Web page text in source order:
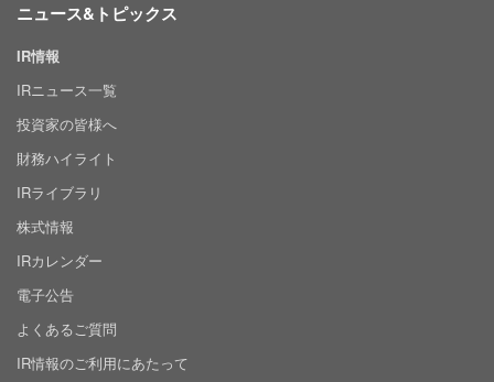
ニュース&トピックス
IR情報
IRニュース一覧
投資家の皆様へ
財務ハイライト
IRライブラリ
株式情報
IRカレンダー
電子公告
よくあるご質問
IR情報のご利用にあたって